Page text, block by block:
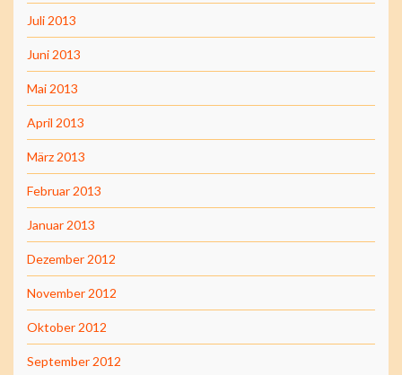
Juli 2013
Juni 2013
Mai 2013
April 2013
März 2013
Februar 2013
Januar 2013
Dezember 2012
November 2012
Oktober 2012
September 2012